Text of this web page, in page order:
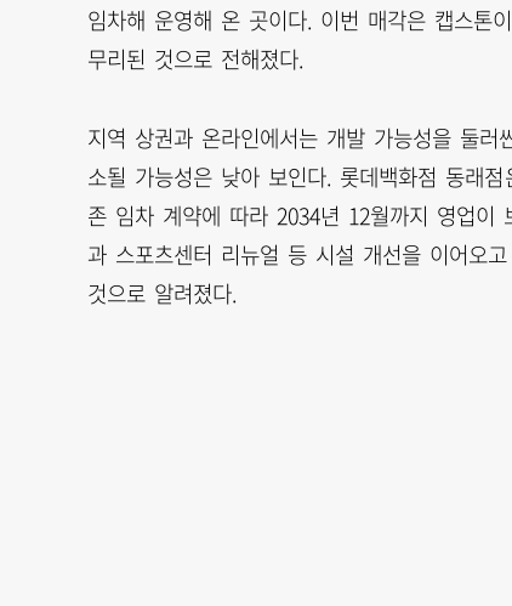
임차해 운영해 온 곳이다. 이번 매각은 캡스톤
무리된 것으로 전해졌다.
지역 상권과 온라인에서는 개발 가능성을 둘
소될 가능성은 낮아 보인다. 롯데백화점 동래
존 임차 계약에 따라 2034년 12월까지 영업이
과 스포츠센터 리뉴얼 등 시설 개선을 이어오
것으로 알려졌다.